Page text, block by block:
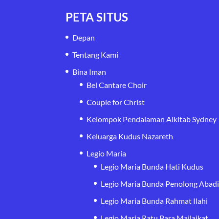
PETA SITUS
Depan
Tentang Kami
Bina Iman
Bel Cantare Choir
Couple for Christ
Kelompok Pendalaman Alkitab Sydney
Keluarga Kudus Nazareth
Legio Maria
Legio Maria Bunda Hati Kudus
Legio Maria Bunda Penolong Abadi
Legio Maria Bunda Rahmat Ilahi